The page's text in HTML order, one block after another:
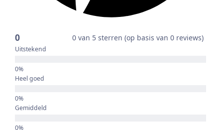
0 0 van 5 sterren (op basis van 0 reviews)
Uitstekend
Heel goed
Gemiddeld